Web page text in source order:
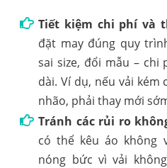
Tiết kiệm chi phí và
đặt may đúng quy
sai size, đổi mẫu – chi
dài. Ví dụ, nếu vải
nhão, phải thay mới
Tránh các rủi ro
có thể kêu áo không
nóng bức vì vải